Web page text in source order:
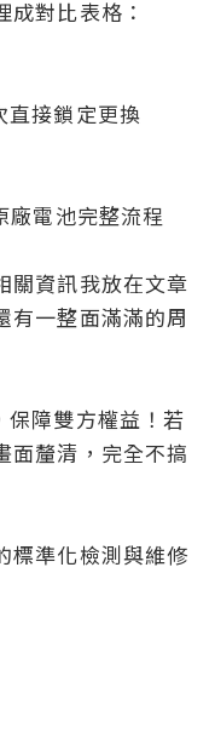
對比表格：
直接鎖定更換
電池完整流程
關資訊我放在文章
有一整面滿滿的周
保障雙方權益！若
面釐清，完全不搞
標準化檢測與維修